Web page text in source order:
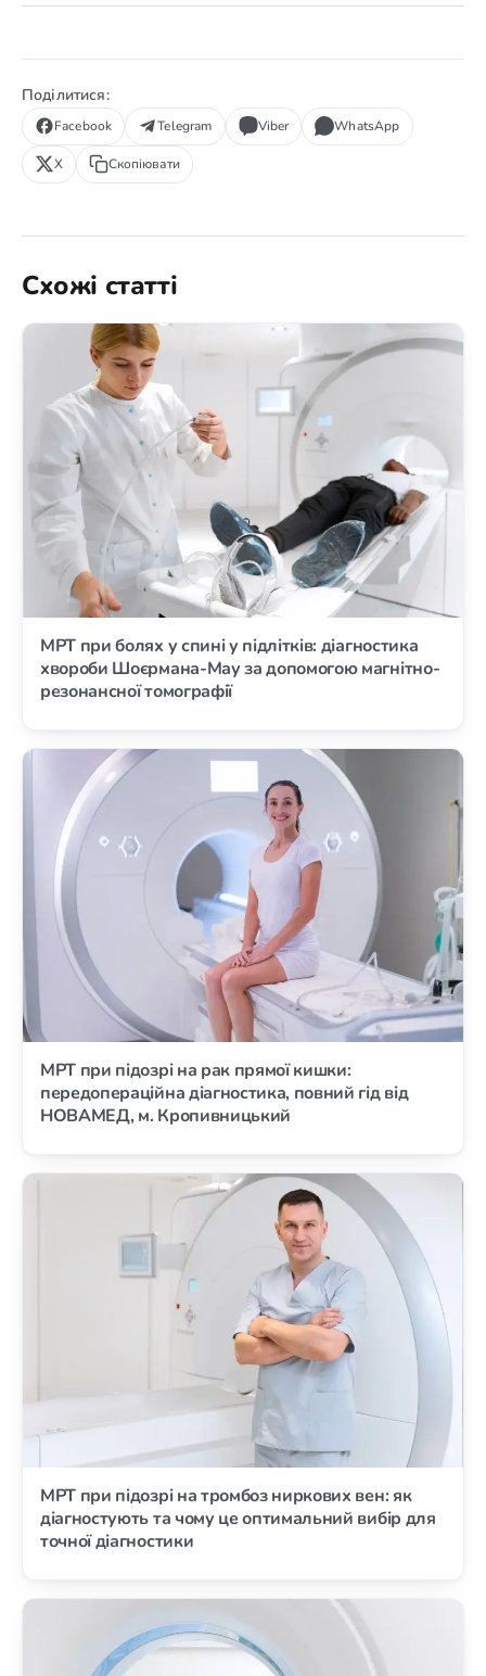
Поділитися:
Facebook Telegram Viber WhatsApp
X Скопіювати
Схожі статті
МРТ при болях у спині у підлітків: діагностика
хвороби Шоєрмана-Мау за допомогою магнітно-
резонансної томографії
МРТ при підозрі на рак прямої кишки:
передопераційна діагностика, повний гід від
НОВАМЕД, м. Кропивницький
МРТ при підозрі на тромбоз ниркових вен: як
діагностують та чому це оптимальний вибір для
точної діагностики